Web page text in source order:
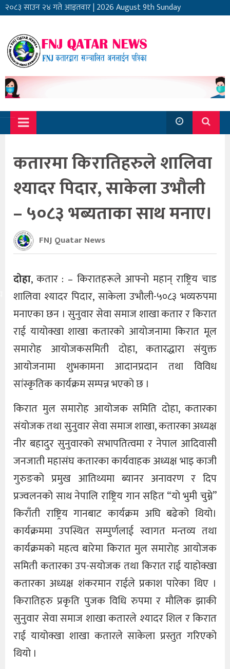
२०८३ साउन २४ गते आइतवार|2026 August 9th Sunday
कतारमा किरातिहरुले शालिवा
श्यादर पिदार, साकेला उभौली
– ५०८३ भब्यताका साथ मनाए।
FNJ Quatar News
दोहा, कतार : – किरातहरूले आफ्नो महान् राष्ट्रिय चाड
शालिवा श्यादर पिदार, साकेला उभौली-५०८३ भव्यरुपमा
मनाएका छन । सुनुवार सेवा समाज शाखा कतार र किरात
राई यायोक्खा शाखा कतारको आयोजनामा किरात मूल
समारोह आयोजकसमिती दोहा, कतारद्धारा संयुक्त
आयोजनामा शुभकामना आदानप्रदान तथा विविध
सांस्कृतिक कार्यक्रम सम्पन्न भएको छ ।
किरात मुल समारोह आयोजक समिति दोहा, कतारका
संयोजक तथा सुनुवार सेवा समाज शाखा, कतारका अध्यक्ष
नीर बहादुर सुनुवारको सभापतित्वमा र नेपाल आदिवासी
जनजाती महासंघ कतारका कार्यवाहक अध्यक्ष भाइ काजी
गुरुङको प्रमुख आतिथ्यमा ब्यानर अनावरण र दिप
प्रज्वलनको साथ नेपालि राष्ट्रिय गान सहित “यो भुमी चुम्ने”
किराँती राष्ट्रिय गानबाट कार्यक्रम अघि बढेको थियो।
कार्यक्रममा उपस्थित सम्पुर्णलाई स्वागत मन्तव्य तथा
कार्यक्रमको महत्व बारेमा किरात मुल समारोह आयोजक
समिती कतारका उप-सयोजक तथा किरात राई याहोक्खा
कतारका अध्यक्ष शंकरमान राईले प्रकाश पारेका थिए ।
किरातिहरु प्रकृति पुजक विधि रुपमा र मौलिक झाकी
सुनुवार सेवा समाज शाखा कतारले श्यादर शिल र किरात
राई यायोक्खा शाखा कतारले साकेला प्रस्तुत गरिएको
थियो ।